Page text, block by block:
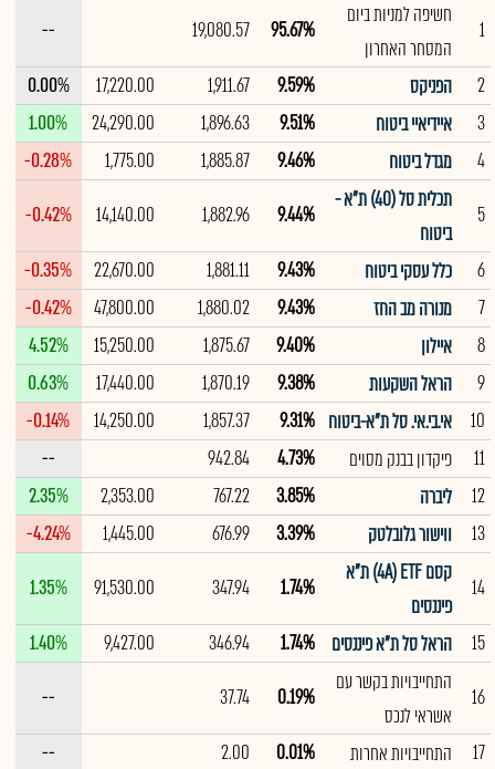
1
חשיפה למניות ביום
המסחר האחרון
95.67%
19,080.57
--
2
הפניקס 9.59%
1,911.67
17,220.00
0.00%
3
איידיאיי ביטוח 9.51%
1,896.63
24,290.00
1.00%
4
מגדל ביטוח 9.46%
1,885.87
1,775.00
-0.28%
5
תכלית סל (40) ת"א -
ביטוח
9.44%
1,882.96
14,140.00
-0.42%
6
כלל עסקי ביטוח 9.43%
1,881.11
22,670.00
-0.35%
7
מנורה מב החז 9.43%
1,880.02
47,800.00
-0.42%
8
איילון 9.40%
1,875.67
15,250.00
4.52%
9
הראל השקעות 9.38%
1,870.19
17,440.00
0.63%
10
אי.בי.אי. סל ת"א-ביטוח 9.31%
1,857.37
14,250.00
-0.14%
11
פיקדון בבנק מסוים 4.73%
942.84
--
12
ליברה 3.85%
767.22
2,353.00
2.35%
13
ווישור גלובלטק 3.39%
676.99
1,445.00
-4.24%
14
קסם 4A) ETF) ת"א
פיננסים
1.74%
347.94
91,530.00
1.35%
15
הראל סל ת"א פיננסים 1.74%
346.94
9,427.00
1.40%
16
התחייבויות בקשר עם
אשראי לנכס
0.19%
37.74
--
17
התחייבויות אחרות 0.01%
2.00
--